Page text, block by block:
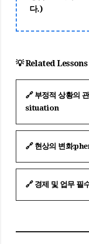
다.)
💡 Related Lessons
🔗 부정적 상황의
situation
🔗 현상의 변화:
🔗 경제 및 업무 필